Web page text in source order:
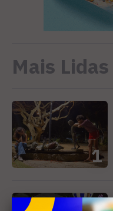
Mais Lidas
1